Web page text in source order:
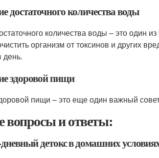
достаточного количества воды
количества воды – это один
организм от токсинов и других
день.
здоровой пищи
пищи – это еще один важный
вопросы и ответы:
детокс в домашних